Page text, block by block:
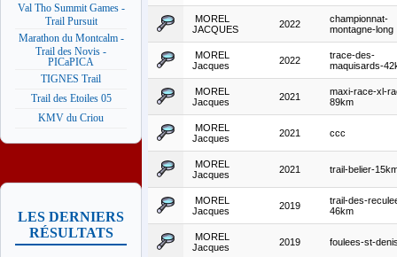
Val Tho Summit Games -
Trail Pursuit
Marathon du Montcalm -
Trail des Novis -
PICaPICA
TIGNES Trail
Trail des Etoiles 05
KMV du Criou
LES DERNIERS
RÉSULTATS
MOREL
JACQUES
2022
championnat-
montagne-long
MOREL
Jacques
2022
trace-des-
maquisards-
MOREL
Jacques
2021
maxi-race-xl-
89km
MOREL
Jacques
2021 ccc
MOREL
Jacques
2021 trail-belier-
MOREL
Jacques
2019
trail-des-
46km
MOREL
Jacques
2019 foulees-st-